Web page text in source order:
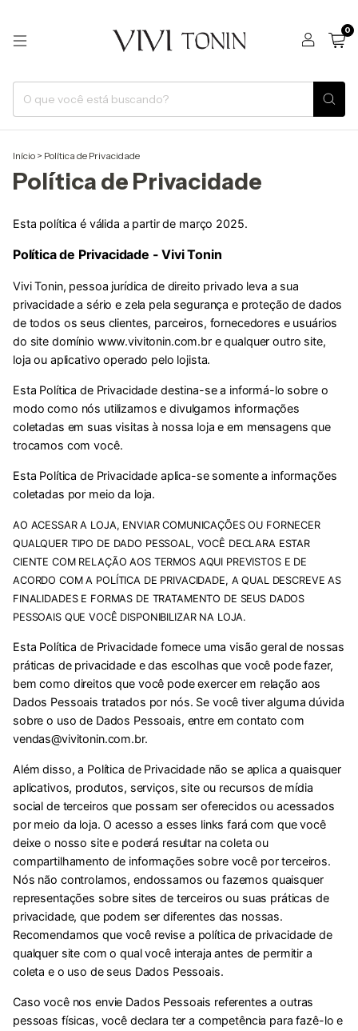
0
Início > Política de Privacidade
Política de Privacidade
Esta política é válida a partir de março 2025.
Política de Privacidade - Vivi Tonin
Vivi Tonin, pessoa jurídica de direito privado leva a sua
privacidade a sério e zela pela segurança e proteção de dados
de todos os seus clientes, parceiros, fornecedores e usuários
do site domínio www.vivitonin.com.br e qualquer outro site,
loja ou aplicativo operado pelo lojista.
Esta Política de Privacidade destina-se a informá-lo sobre o
modo como nós utilizamos e divulgamos informações
coletadas em suas visitas à nossa loja e em mensagens que
trocamos com você.
Esta Política de Privacidade aplica-se somente a informações
coletadas por meio da loja.
AO ACESSAR A LOJA, ENVIAR COMUNICAÇÕES OU FORNECER
QUALQUER TIPO DE DADO PESSOAL, VOCÊ DECLARA ESTAR
CIENTE COM RELAÇÃO AOS TERMOS AQUI PREVISTOS E DE
ACORDO COM A POLÍTICA DE PRIVACIDADE, A QUAL DESCREVE AS
FINALIDADES E FORMAS DE TRATAMENTO DE SEUS DADOS
PESSOAIS QUE VOCÊ DISPONIBILIZAR NA LOJA.
Esta Política de Privacidade fornece uma visão geral de nossas
práticas de privacidade e das escolhas que você pode fazer,
bem como direitos que você pode exercer em relação aos
Dados Pessoais tratados por nós. Se você tiver alguma dúvida
sobre o uso de Dados Pessoais, entre em contato com
vendas@vivitonin.com.br.
Além disso, a Política de Privacidade não se aplica a quaisquer
aplicativos, produtos, serviços, site ou recursos de mídia
social de terceiros que possam ser oferecidos ou acessados
por meio da loja. O acesso a esses links fará com que você
deixe o nosso site e poderá resultar na coleta ou
compartilhamento de informações sobre você por terceiros.
Nós não controlamos, endossamos ou fazemos quaisquer
representações sobre sites de terceiros ou suas práticas de
privacidade, que podem ser diferentes das nossas.
Recomendamos que você revise a política de privacidade de
qualquer site com o qual você interaja antes de permitir a
coleta e o uso de seus Dados Pessoais.
Caso você nos envie Dados Pessoais referentes a outras
pessoas físicas, você declara ter a competência para fazê-lo e